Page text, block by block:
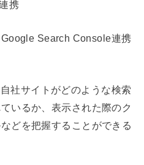
Search Console連携
社サイトがどのような検索
いるか、表示された際のク
どを把握することができる